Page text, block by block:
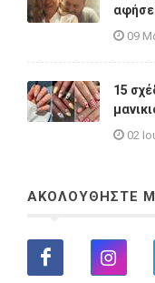
09
15
02
ΑΚΟΛΟΥΘΗΣΤΕ